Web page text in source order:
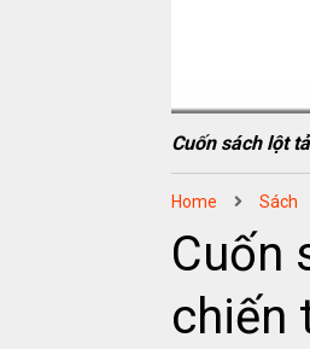
Cuốn sách lột
Home Sách
Cuốn
chiến